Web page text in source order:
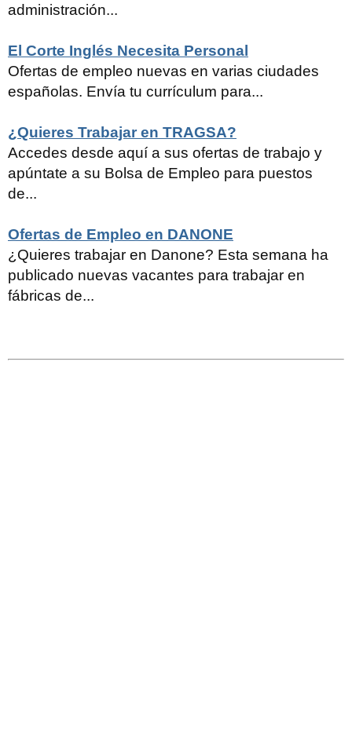
administración...
El Corte Inglés Necesita Personal
Ofertas de empleo nuevas en varias ciudades
españolas. Envía tu currículum para...
¿Quieres Trabajar en TRAGSA?
Accedes desde aquí a sus ofertas de trabajo y
apúntate a su Bolsa de Empleo para puestos
de...
Ofertas de Empleo en DANONE
¿Quieres trabajar en Danone? Esta semana ha
publicado nuevas vacantes para trabajar en
fábricas de...